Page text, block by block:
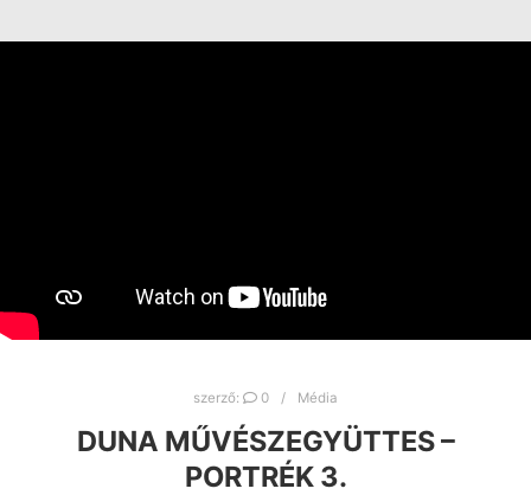
szerző: 0 Média
DUNA MŰVÉSZEGYÜTTES –
PORTRÉK 3.